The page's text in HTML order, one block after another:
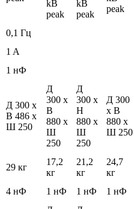
kВ
peak
kВ
peak
peak
0,1 Гц
1 A
1 нФ
Д 300 x
В 486 x
Ш 250
Д
300 x
В
880 x
Ш
250
Д
300 x
H
880 x
Ш
250
Д 300
x В
880 x
Ш 250
29 кг
17,2
кг
21,2
кг
24,7
кг
4 нФ 1 нФ 1 нФ 1 нФ